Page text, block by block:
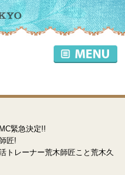
緊急決定!!
匠!
トレーナー荒木師匠こと荒木久